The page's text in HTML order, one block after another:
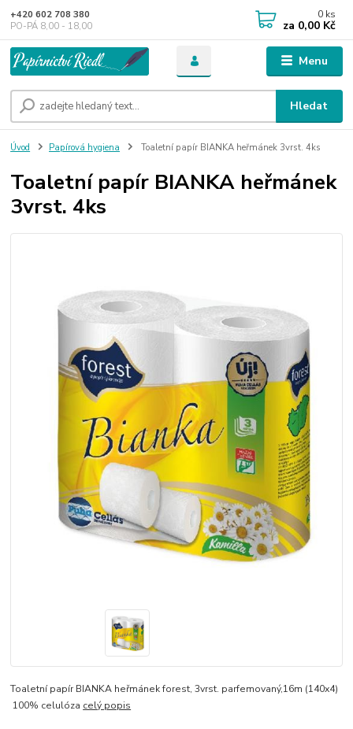
Menu
Hledat
+420 602 708 380
PO-PÁ 8,00 - 18,00
0 ks
za 0,00 Kč
Úvod Papírová hygiena Toaletní papír BIANKA heřmánek 3vrst. 4ks
Toaletní papír BIANKA heřmánek
3vrst. 4ks
Toaletní papír BIANKA heřmánek forest, 3vrst. parfemovaný,16m (140x4)
100% celulóza celý popis